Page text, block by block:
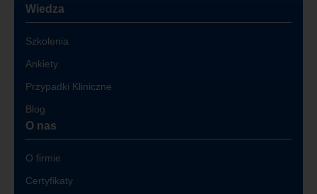
Wiedza
Szkolenia
Ankiety
Przypadki Kliniczne
Blog
O nas
O firmie
Certyfikaty